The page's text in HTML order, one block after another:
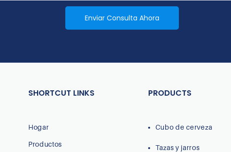
Enviar Consulta Ahora
SHORTCUT LINKS
Hogar
Productos
PRODUCTS
Cubo de cerveza
Tazas y jarros